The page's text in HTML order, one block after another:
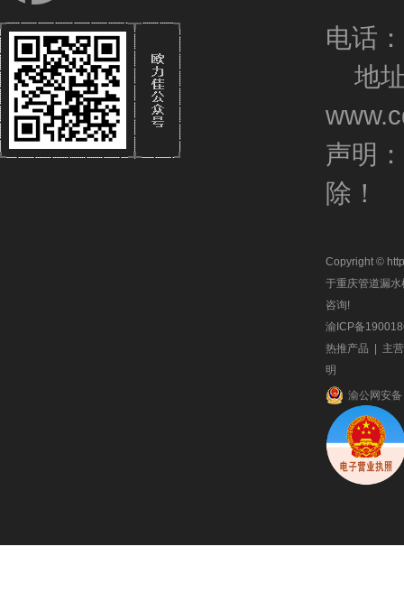
电话
地
声明
除！
Copyright ©
于重庆管道漏水
咨询!
渝ICP备
热推产品 | 主
明
渝公网安